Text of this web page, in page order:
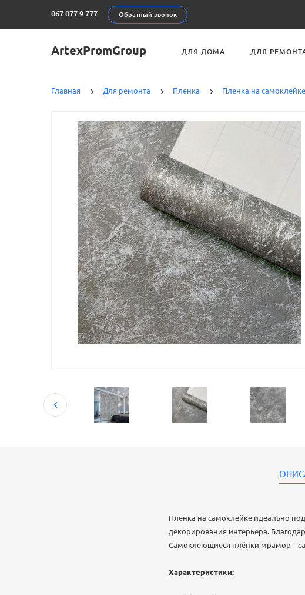
067 077 9 777 Обратный звонок
ArtexPromGroup ДЛЯ ДОМА ДЛЯ
Главная Для ремонта Пленка Пленка на
Пленка на самоклейке идеально
декорирования интерьера.
Самоклеющиеся плёнки мрамор –
Характеристики: